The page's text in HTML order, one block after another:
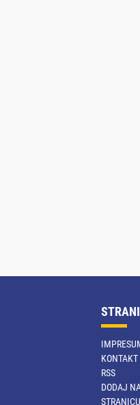
KONTAKT
RSS
DODAJ
STRANICU